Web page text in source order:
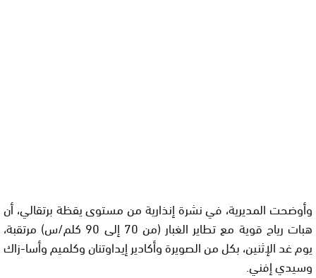
وأوضحت المديرية، في نشرة إنذارية من مستوى يقظة برتقالي، أن
هبات رياح قوية مع تطاير الغبار (من 70 إلى 90 كلم/س) مرتقبة،
يوم غد الإثنين، بكل من الصويرة وأكادير إيداوتنان وكلميم وأسا-زاك
وسيدي إفني.